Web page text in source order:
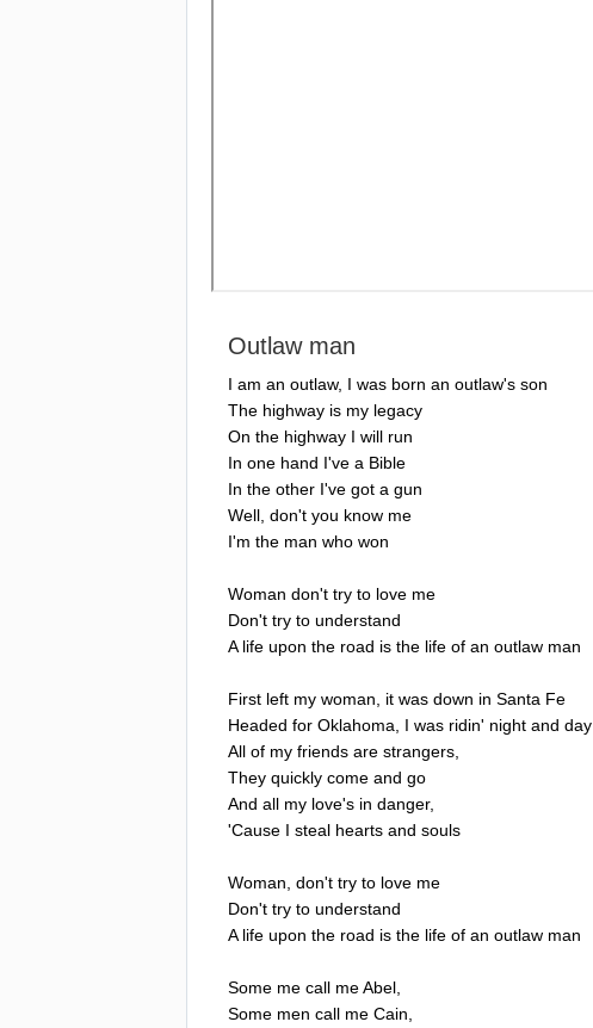
Outlaw man
I am an outlaw, I was born an outlaw's son
The highway is my legacy
On the highway I will run
In one hand I've a Bible
In the other I've got a gun
Well don't you know me
I'm the man who won
Woman don't try to love me
Don't try to understand
A life upon the road is the life of an outlaw man
First left my woman it was down in Santa Fe
Headed for Oklahoma I was ridin' night and day
All of my friends are strangers
They quickly come and go
And all my love's in danger,
'Cause I steal hearts and souls
Woman don't try to love me
Don't try to understand
A life upon the road is the life of an outlaw man
Some me call meAbel
Some men call me Cain